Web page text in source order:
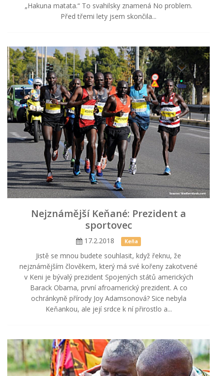
„Hakuna matata.“ To svahilsky znamená No problem.
Před třemi lety jsem skončila...
Nejznámější Keňané: Prezident a
sportovec
17.2.2018 Keňa
Jistě se mnou budete souhlasit, když řeknu, že
nejznámějším člověkem, který má své kořeny zakotvené
v Keni je bývalý prezident Spojených států amerických
Barack Obama, první afroamerický prezident. A co
ochránkyně přírody Joy Adamsonová? Sice nebyla
Keňankou, ale její srdce k ní přirostlo a...